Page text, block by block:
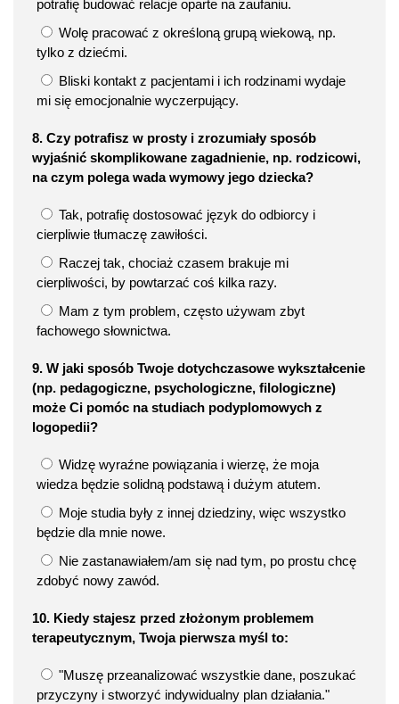
potrafię budować relacje oparte na zaufaniu.
Wolę pracować z określoną grupą wiekową, np.
tylko z dziećmi.
Bliski kontakt z pacjentami i ich rodzinami wydaje
mi się emocjonalnie wyczerpujący.
8. Czy potrafisz w prosty i zrozumiały sposób
wyjaśnić skomplikowane zagadnienie, np. rodzicowi,
na czym polega wada wymowy jego dziecka?
Tak, potrafię dostosować język do odbiorcy i
cierpliwie tłumaczę zawiłości.
Raczej tak, chociaż czasem brakuje mi
cierpliwości, by powtarzać coś kilka razy.
Mam z tym problem, często używam zbyt
fachowego słownictwa.
9. W jaki sposób Twoje dotychczasowe wykształcenie
(np. pedagogiczne, psychologiczne, filologiczne)
może Ci pomóc na studiach podyplomowych z
logopedii?
Widzę wyraźne powiązania i wierzę, że moja
wiedza będzie solidną podstawą i dużym atutem.
Moje studia były z innej dziedziny, więc wszystko
będzie dla mnie nowe.
Nie zastanawiałem/am się nad tym, po prostu chcę
zdobyć nowy zawód.
10. Kiedy stajesz przed złożonym problemem
terapeutycznym, Twoja pierwsza myśl to:
"Muszę przeanalizować wszystkie dane, poszukać
przyczyny i stworzyć indywidualny plan działania."